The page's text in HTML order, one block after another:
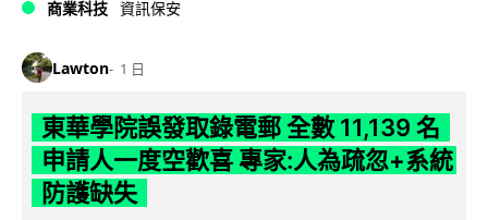
商業科技 資訊保安
Lawton 1 日
東華學院誤發取錄電郵 全數 11,139 名
申請人一度空歡喜 專家:人為疏忽+系統
防護缺失